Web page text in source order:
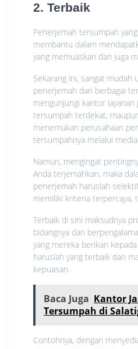
2. Terbaik
Penerjemah tersumpah
membantu dalam
yang memuaskan dan juga
Sekarang ini, sangat mudah
penerjemah dari berbagai
mengunjungi kantor layanan
tersumpah terdekat,
menemukan perusahaan
tersumpahnya melalui
Namun, mengingat
Anda terjemahkan, maka
penerjemah haruslah
memiliki kriteria terpercaya,
Terbaik di sini maksudnya
bidangnya dan
yang mereka berikan
haruslah yang terbaik dan
kepuasan.
Baca Juga Kantor
Tersumpah di
Contohnya, dengan